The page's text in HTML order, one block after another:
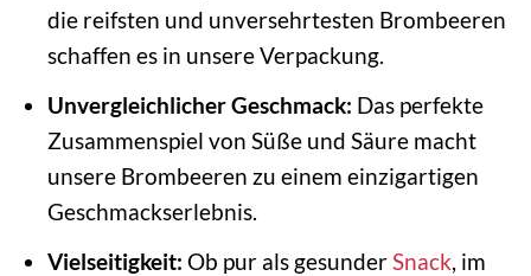
die reifsten und unversehrtesten Brombeeren
schaffen es in unsere Verpackung.
Unvergleichlicher Geschmack: Das perfekte
Zusammenspiel von Süße und Säure macht
unsere Brombeeren zu einem einzigartigen
Geschmackserlebnis.
Vielseitigkeit: Ob pur als gesunder Snack , im